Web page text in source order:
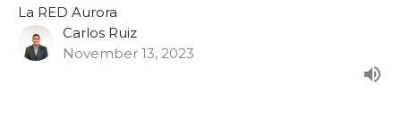
La RED Aurora
Carlos Ruiz
November 13, 2023